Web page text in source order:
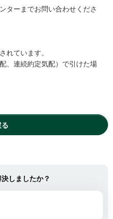
ターまでお問い合わせくださ
れています。
、連続約定気配）で引けた場
る
しましたか？